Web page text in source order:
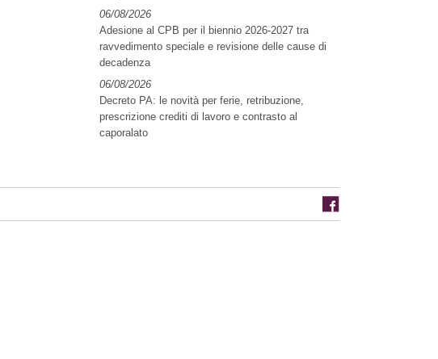
06/08/2026
Adesione al CPB per il biennio 2026-2027 tra
ravvedimento speciale e revisione delle cause di
decadenza
06/08/2026
Decreto PA: le novità per ferie, retribuzione,
prescrizione crediti di lavoro e contrasto al
caporalato